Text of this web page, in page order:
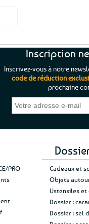
que je pouvais pas
6 ;)
de mon achat et
rien”Jade C.
Inscription
Inscrivez-vous à notre
code de réduction
prochaine
PRO
Cadeaux et
Objets
Ustensiles
Dossier :
Dossier : sel